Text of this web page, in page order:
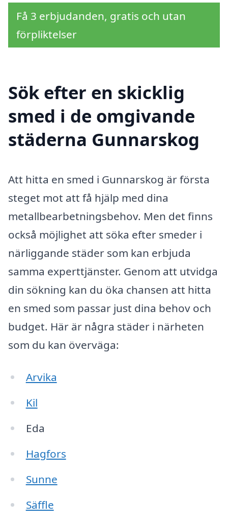
Få 3 erbjudanden, gratis och utan
förpliktelser
Sök efter en skicklig
smed i de omgivande
städerna Gunnarskog
Att hitta en smed i Gunnarskog är första
steget mot att få hjälp med dina
metallbearbetningsbehov. Men det finns
också möjlighet att söka efter smeder i
närliggande städer som kan erbjuda
samma experttjänster. Genom att utvidga
din sökning kan du öka chansen att hitta
en smed som passar just dina behov och
budget. Här är några städer i närheten
som du kan överväga:
Arvika
Kil
Eda
Hagfors
Sunne
Säffle